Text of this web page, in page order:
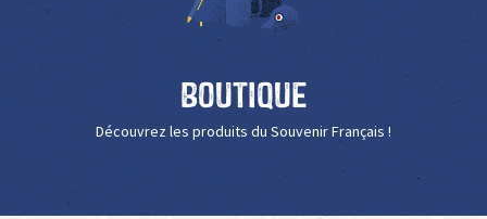
Boutique
Découvrez les produits du Souvenir Français !